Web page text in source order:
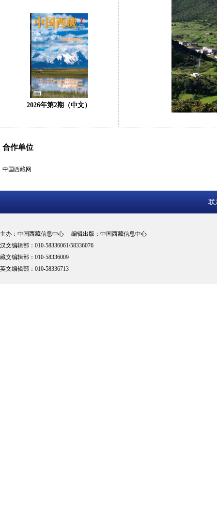
2026年第2期（中文）
合作单位
中国西藏网
联
主办：中国西藏信息中心 编辑出版：中国西藏信息中心
汉文编辑部：010-58336061/58336076
藏文编辑部：010-58336009
英文编辑部：010-58336713